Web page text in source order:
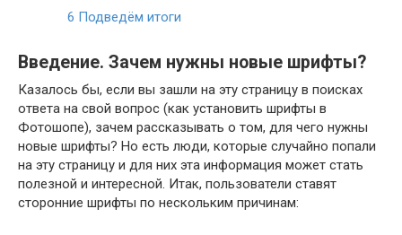
6 Подведём итоги
Введение. Зачем нужны новые шрифты?
Казалось бы, если вы зашли на эту страницу в поисках
ответа на свой вопрос (как установить шрифты в
Фотошопе), зачем рассказывать о том, для чего нужны
новые шрифты? Но есть люди, которые случайно попали
на эту страницу и для них эта информация может стать
полезной и интересной. Итак, пользователи ставят
сторонние шрифты по нескольким причинам: